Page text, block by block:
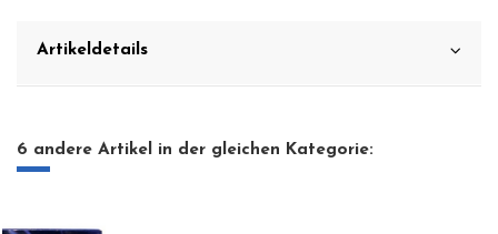
Artikeldetails
6 andere Artikel in der gleichen Kategorie: